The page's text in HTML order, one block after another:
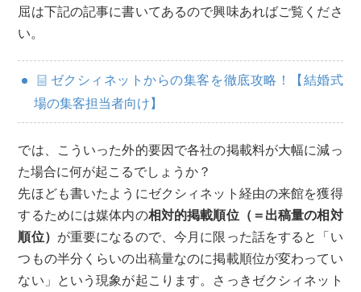
屈は下記の記事に書いてあるので興味あればご覧くださ
い。
ゼクシィネットからの集客を徹底攻略！【結婚式
場の集客担当者向け】
では、こういった外的要因で各社の掲載料が大幅に減っ
た場合に何が起こるでしょうか？
先ほども書いたようにゼクシィネット経由の来館を獲得
するためには媒体内の相対的掲載順位（＝出稿量の相対
順位） が重要になるので、今月に限った話をすると「い
つもの半分くらいの出稿量なのに掲載順位が変わってい
ない」という現象が起こります。さっきゼクシィネット